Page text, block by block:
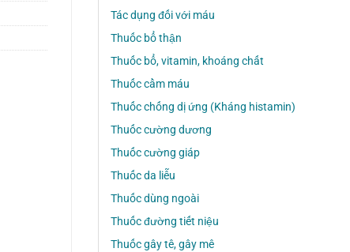
Tác dụng đối với máu
Thuốc bổ thận
Thuốc bổ, vitamin, khoáng chất
Thuốc cầm máu
Thuốc chống dị ứng (Kháng histamin)
Thuốc cường dương
Thuốc cường giáp
Thuốc da liễu
Thuốc dùng ngoài
Thuốc đường tiết niệu
Thuốc gây tê, gây mê